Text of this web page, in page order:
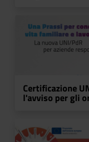
Certificazione
l'avviso per gli